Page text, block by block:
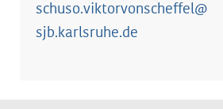
schuso.viktorvonscheffel@
sjb.karlsruhe.de